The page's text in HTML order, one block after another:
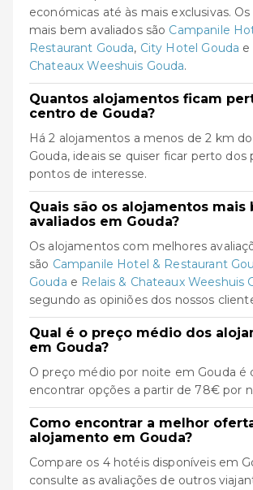
económicas até às mais exclusivas.
mais bem avaliados são Campanile
Restaurant Gouda, City Hotel Gouda e
Chateaux Weeshuis Gouda.
Quantos alojamentos ficam
centro de Gouda?
Há 2 alojamentos a menos de 2 km
Gouda, ideais se quiser ficar perto dos
pontos de interesse.
Quais são os alojamentos mais
avaliados em Gouda?
Os alojamentos com melhores
são Campanile Hotel & Restaurant
Gouda e Relais & Chateaux Weeshuis
segundo as opiniões dos nossos
Qual é o preço médio dos
em Gouda?
O preço médio por noite em Gouda é
encontrar opções a partir de 78€ por
Como encontrar a melhor
alojamento em Gouda?
Compare os 4 hotéis disponíveis em
consulte as avaliações de outros